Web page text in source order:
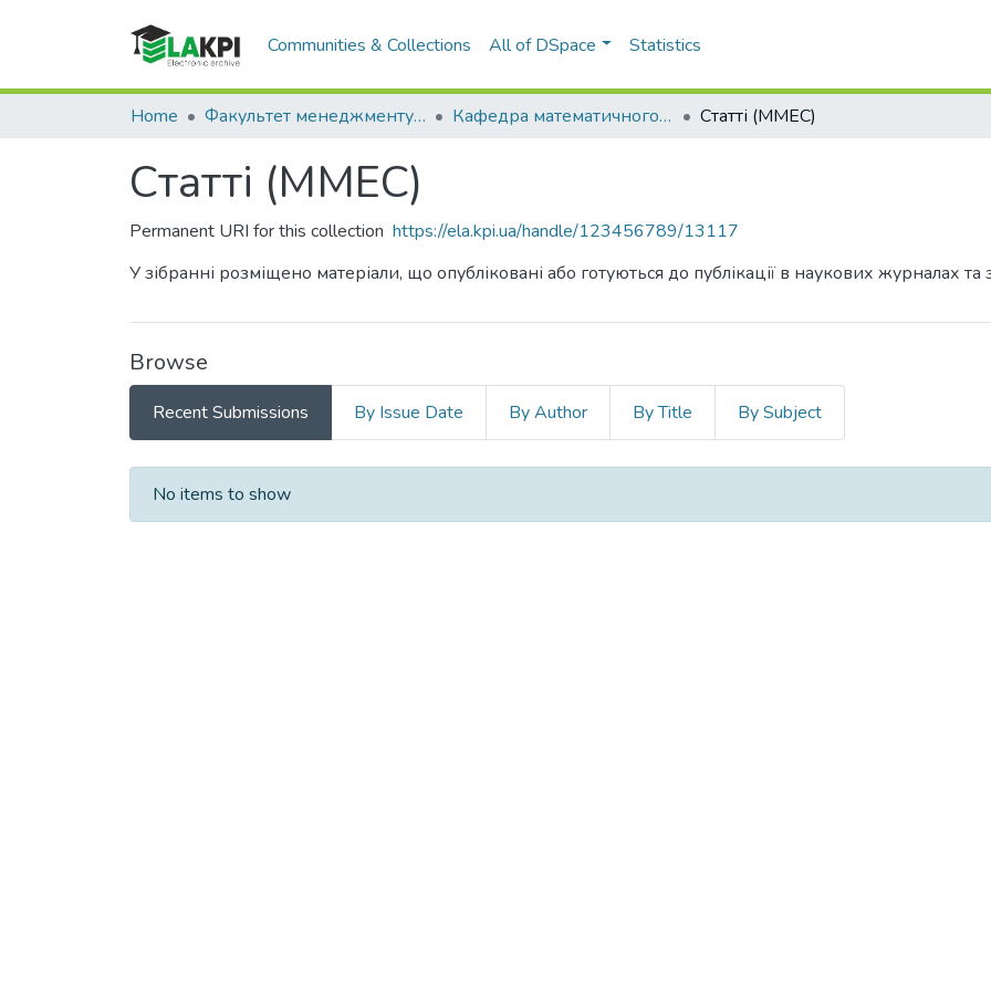
Communities & Collections All of DSpace Statistics
Home Факультет менеджменту та маркетингу (ФММ) Кафедра математичного моделювання економічних систем (ММЕС) Статті (ММЕС)
Статті (ММЕС)
Permanent URI for this collection https://ela.kpi.ua/handle/123456789/13117
У зібранні розміщено матеріали, що опубліковані або готуються до публікації в наукових журналах та
Browse
Recent Submissions By Issue Date By Author By Title By Subject
Recent Submissions
No items to show